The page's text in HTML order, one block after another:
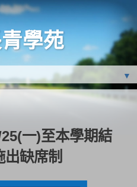
學苑
▼
25(一)至本學期結
出缺席制